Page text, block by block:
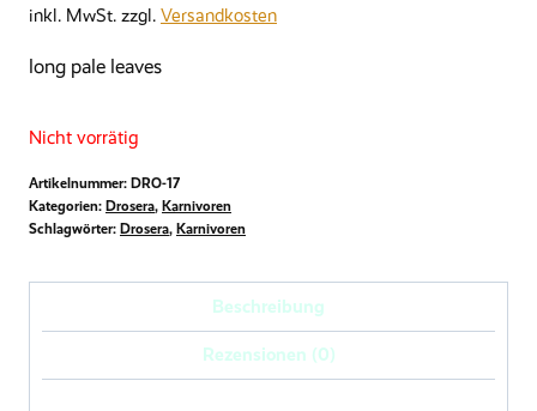
inkl. MwSt. zzgl. Versandkosten
long pale leaves
Nicht vorrätig
Artikelnummer: DRO-17
Kategorien: Drosera, Karnivoren
Schlagwörter: Drosera, Karnivoren
Beschreibung
Rezensionen (0)